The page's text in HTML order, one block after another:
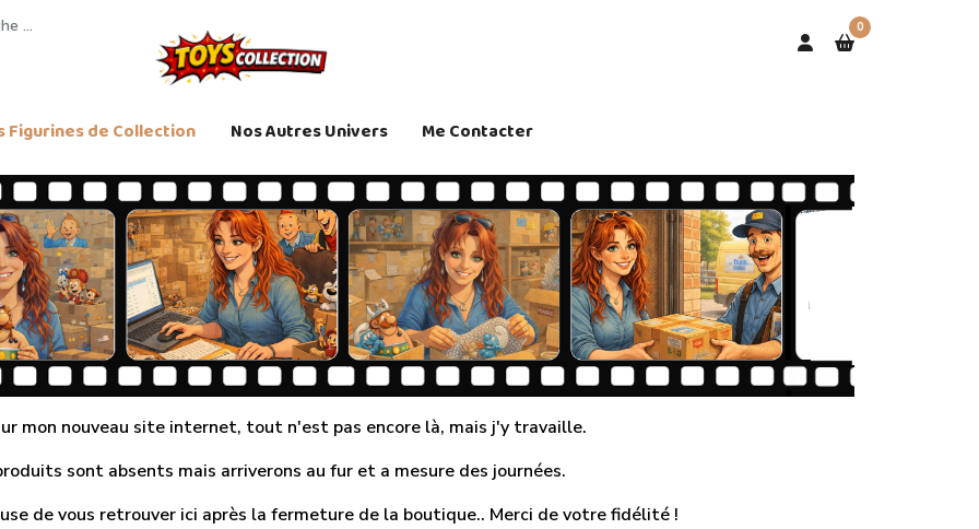
0
Figurines de Collection Nos Autres Univers Me Contacter
mon nouveau site internet, tout n'est pas encore là, mais j'y travaille.
sont absents mais arriverons au fur et a mesure des journées.
de vous retrouver ici après la fermeture de la boutique.. Merci de votre fidélité !